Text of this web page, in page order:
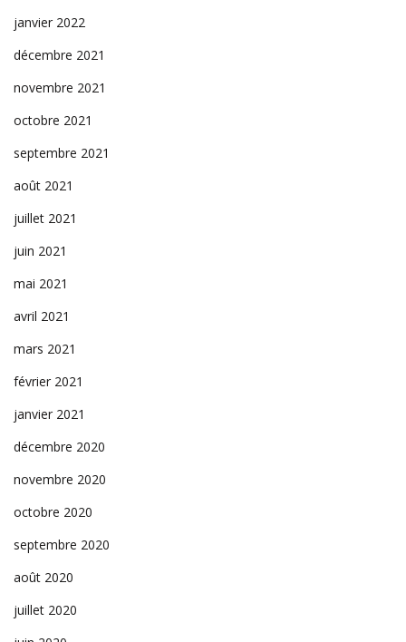
janvier 2022
décembre 2021
novembre 2021
octobre 2021
septembre 2021
août 2021
juillet 2021
juin 2021
mai 2021
avril 2021
mars 2021
février 2021
janvier 2021
décembre 2020
novembre 2020
octobre 2020
septembre 2020
août 2020
juillet 2020